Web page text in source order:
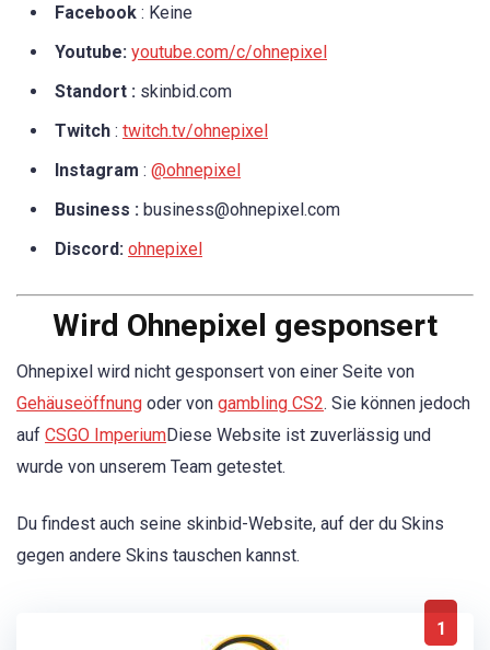
Facebook : Keine
Youtube: youtube.com/c/ohnepixel
Standort : skinbid.com
Twitch : twitch.tv/ohnepixel
Instagram : @ohnepixel
Business : business@ohnepixel.com
Discord: ohnepixel
Wird Ohnepixel gesponsert
Ohnepixel wird nicht gesponsert von einer Seite von
Gehäuseöffnung oder von gambling CS2. Sie können jedoch
auf CSGO ImperiumDiese Website ist zuverlässig und
wurde von unserem Team getestet.
Du findest auch seine skinbid-Website, auf der du Skins
gegen andere Skins tauschen kannst.
1